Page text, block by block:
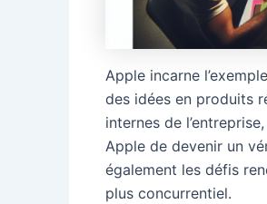
Apple incarne
des idées en produits
internes de
Apple de devenir un
également les défis
plus concurrentiel.